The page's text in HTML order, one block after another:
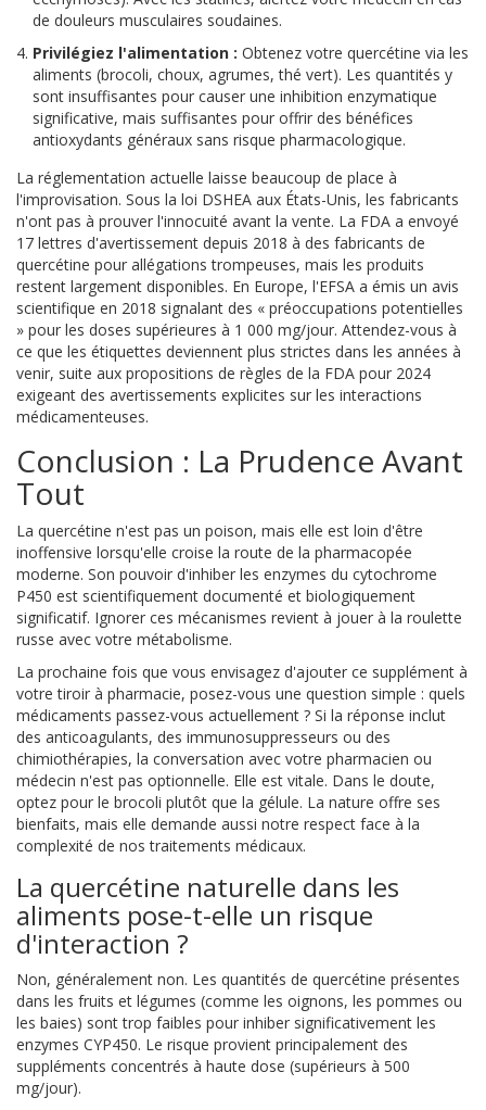
de douleurs musculaires soudaines.
Privilégiez l'alimentation : Obtenez votre quercétine via les
aliments (brocoli, choux, agrumes, thé vert). Les quantités y
sont insuffisantes pour causer une inhibition enzymatique
significative, mais suffisantes pour offrir des bénéfices
antioxydants généraux sans risque pharmacologique.
La réglementation actuelle laisse beaucoup de place à
l'improvisation. Sous la loi DSHEA aux États-Unis, les fabricants
n'ont pas à prouver l'innocuité avant la vente. La FDA a envoyé
17 lettres d'avertissement depuis 2018 à des fabricants de
quercétine pour allégations trompeuses, mais les produits
restent largement disponibles. En Europe, l'EFSA a émis un avis
scientifique en 2018 signalant des « préoccupations potentielles
» pour les doses supérieures à 1 000 mg/jour. Attendez-vous à
ce que les étiquettes deviennent plus strictes dans les années à
venir, suite aux propositions de règles de la FDA pour 2024
exigeant des avertissements explicites sur les interactions
médicamenteuses.
Conclusion : La Prudence Avant
Tout
La quercétine n'est pas un poison, mais elle est loin d'être
inoffensive lorsqu'elle croise la route de la pharmacopée
moderne. Son pouvoir d'inhiber les enzymes du cytochrome
P450 est scientifiquement documenté et biologiquement
significatif. Ignorer ces mécanismes revient à jouer à la roulette
russe avec votre métabolisme.
La prochaine fois que vous envisagez d'ajouter ce supplément à
votre tiroir à pharmacie, posez-vous une question simple : quels
médicaments passez-vous actuellement ? Si la réponse inclut
des anticoagulants, des immunosuppresseurs ou des
chimiothérapies, la conversation avec votre pharmacien ou
médecin n'est pas optionnelle. Elle est vitale. Dans le doute,
optez pour le brocoli plutôt que la gélule. La nature offre ses
bienfaits, mais elle demande aussi notre respect face à la
complexité de nos traitements médicaux.
La quercétine naturelle dans les
aliments pose-t-elle un risque
d'interaction ?
Non, généralement non. Les quantités de quercétine présentes
dans les fruits et légumes (comme les oignons, les pommes ou
les baies) sont trop faibles pour inhiber significativement les
enzymes CYP450. Le risque provient principalement des
suppléments concentrés à haute dose (supérieurs à 500
mg/jour).